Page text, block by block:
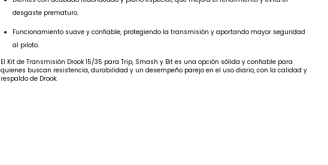
desgaste prematuro.
Funcionamiento suave y confiable, protegiendo la transmisión y aportando mayor seguridad
al piloto.
El Kit de Transmisión Drook 15/35 para Trip, Smash y Bit es una opción sólida y confiable para
quienes buscan resistencia, durabilidad y un desempeño parejo en el uso diario, con la calidad y
respaldo de Drook.